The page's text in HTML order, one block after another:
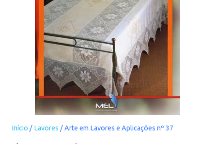
Ajuda / Informações
Contactos
Início / Lavores / Arte em Lavores e Aplicações nº 37